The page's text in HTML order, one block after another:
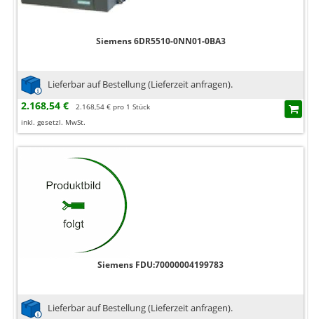
Siemens 6DR5510-0NN01-0BA3
Lieferbar auf Bestellung (Lieferzeit anfragen).
2.168,54 €
2.168,54 € pro 1 Stück
inkl. gesetzl. MwSt.
Siemens FDU:70000004199783
Lieferbar auf Bestellung (Lieferzeit anfragen).